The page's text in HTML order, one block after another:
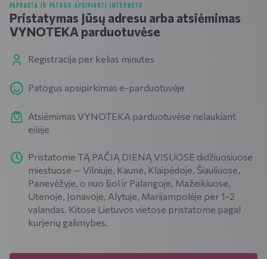
PAPRASTA IR PATOGU APSIPIRKTI INTERNETU
Pristatymas Jūsų adresu arba atsiėmimas
VYNOTEKA parduotuvėse
Registracija per kelias minutes
Patogus apsipirkimas e-parduotuvėje
Atsiėmimas VYNOTEKA parduotuvėse nelaukiant
eilėje
Pristatome TĄ PAČIĄ DIENĄ VISUOSE didžiuosiuose
miestuose — Vilniuje, Kaune, Klaipėdoje, Šiauliuose,
Panevėžyje, o nuo šiol ir Palangoje, Mažeikiuose,
Utenoje, Jonavoje, Alytuje, Marijampolėje per 1-2
valandas. Kitose Lietuvos vietose pristatome pagal
kurjerių galimybes.